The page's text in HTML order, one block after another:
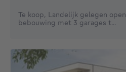
Te koop, Landelijk gelegen open
bebouwing met 3 garages t...